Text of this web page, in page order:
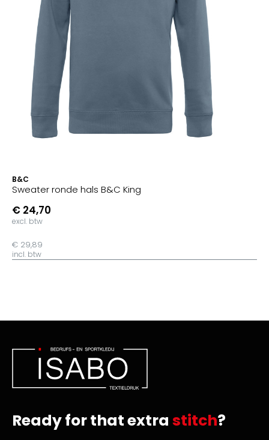
B&C
Sweater ronde hals B&C King
€ 24,70
excl. btw
€ 29,89
incl. btw
Ready for that extra stitch?